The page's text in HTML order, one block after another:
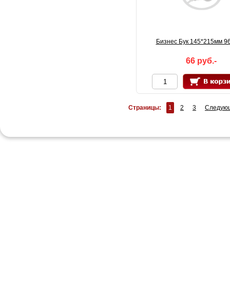
Бизнес Бук 145*215мм
66 руб.-
Страницы: 1 2 3